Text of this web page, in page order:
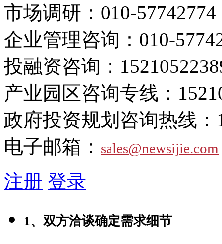
市场调研： 010-57742774
企业管理咨询： 010-
投融资咨询：
产业园区咨询专线：
政府投资规划咨询热线：
电子邮箱： sales@newsijie.com
注册 登录
1、双方洽谈确定需求细节